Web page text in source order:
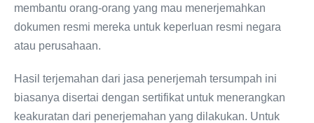
membantu orang-orang yang mau menerjemahkan
dokumen resmi mereka untuk keperluan resmi negara
atau perusahaan.
Hasil terjemahan dari jasa penerjemah tersumpah ini
biasanya disertai dengan sertifikat untuk menerangkan
keakuratan dari penerjemahan yang dilakukan. Untuk